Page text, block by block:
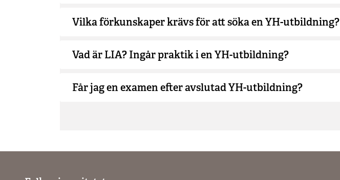
Vilka förkunskaper krävs för att söka en YH-utbildning?
Vad är LIA? Ingår praktik i en YH-utbildning?
Får jag en examen efter avslutad YH-utbildning?